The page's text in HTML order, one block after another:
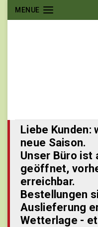
MENUE
Liebe Kunden:
neue Saison.
Unser Büro ist
geöffnet,
erreichbar.
Bestellungen
Auslieferung
Wetterlage -